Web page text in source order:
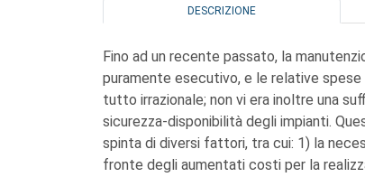
DESCRIZIONE
Fino ad un recente passato, la
puramente esecutivo, e le relative
tutto irrazionale; non vi era inoltre una
sicurezza-disponibilità degli impianti.
spinta di diversi fattori, tra cui: 1) la
fronte degli aumentati costi per la